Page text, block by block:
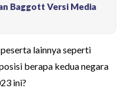
Baggott Versi Media
lainnya seperti
berapa kedua negara
ini?